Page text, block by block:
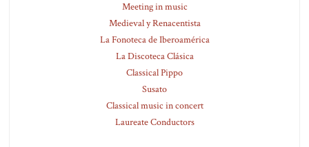
Meeting in music
Medieval y Renacentista
La Fonoteca de Iberoamérica
La Discoteca Clásica
Classical Pippo
Susato
Classical music in concert
Laureate Conductors